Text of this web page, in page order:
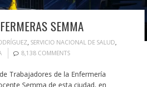
SEMMA
, SERVICIO NACIONAL DE SALUD,
8,138 COMMENTS
Trabajadores de la Enfermería
Semma de esta ciudad, en